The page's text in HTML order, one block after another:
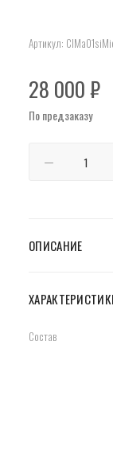
Артикул:
28 000₽
По предзаказу
ОПИСАНИЕ
Состав